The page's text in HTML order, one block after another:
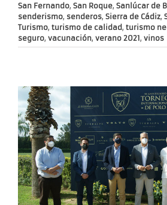
San Fernando, San Roque, Sanlúcar de
senderismo, senderos, Sierra de Cádiz,
Turismo, turismo de calidad , turismo
seguro, vacunación, verano 2021, vinos